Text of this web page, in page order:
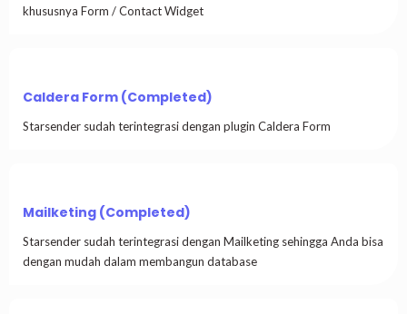
khususnya Form / Contact Widget
Caldera Form (Completed)
Starsender sudah terintegrasi dengan plugin Caldera Form
Mailketing (Completed)
Starsender sudah terintegrasi dengan Mailketing sehingga Anda bisa
dengan mudah dalam membangun database